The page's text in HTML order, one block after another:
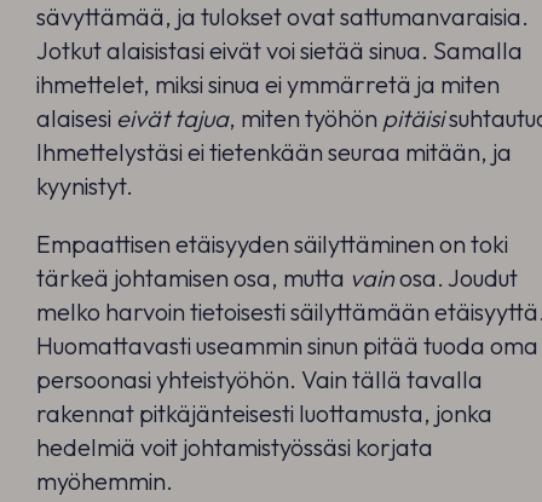
sävyttämää, ja tulokset ovat sattumanvaraisia.
Jotkut alaisistasi eivät voi sietää sinua. Samalla
ihmettelet, miksi sinua ei ymmärretä ja miten
alaisesi eivät tajua, miten työhön pitäisi
Ihmettelystäsi ei tietenkään seuraa mitään, ja
kyynistyt.
Empaattisen etäisyyden säilyttäminen on toki
tärkeä johtamisen osa, mutta vainosa. Joudut
melko harvoin tietoisesti säilyttämään
Huomattavasti useammin sinun pitää tuoda oma
persoonasi yhteistyöhön. Vain tällä tavalla
rakennat pitkäjänteisesti luottamusta, jonka
hedelmiä voit johtamistyössäsi korjata
myöhemmin.